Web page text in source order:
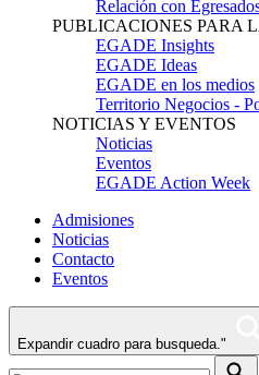
Relación con
PUBLICACIONES PARA
EGADE Insights
EGADE Ideas
EGADE en los medios
Territorio Negocios -
NOTICIAS Y EVENTOS
Noticias
Eventos
EGADE Action Week
Admisiones
Noticias
Contacto
Eventos
Expandir cuadro para busqueda."